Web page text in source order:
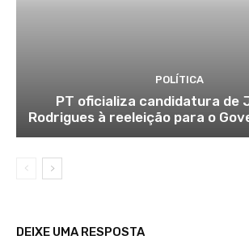
POLÍTICA
PT oficializa candidatura de
Rodrigues à reeleição para o
DEIXE UMA RESPOSTA